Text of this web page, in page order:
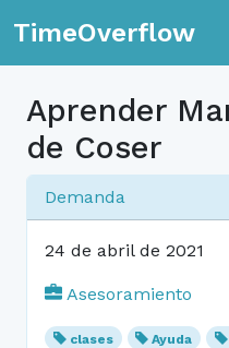
TimeOverflow
Aprender
de Coser
Demanda
24 de abril de 2021
Asesoramiento
clases Ayuda